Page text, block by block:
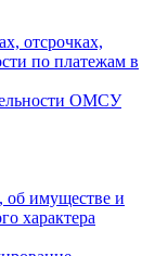
отсрочках,
по платежам в
ОМСУ
об имуществе и
характера